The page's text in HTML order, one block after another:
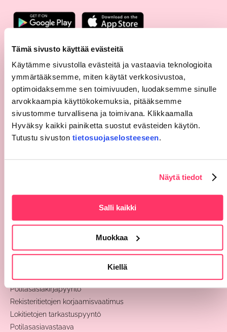
Tämä sivusto käyttää evästeitä
Käytämme sivustolla evästeitä ja vastaavia teknologioita
ymmärtääksemme, miten käytät verkkosivustoa,
optimoidaksemme sen toimivuuden, luodaksemme sinulle
arvokkaampia käyttökokemuksia, pitääksemme
sivustomme turvallisena ja toimivana. Klikkaamalla
Hyväksy kaikki painiketta suostut evästeiden käytön.
Tutustu sivuston tietosuojaselosteeseen.
Näytä tiedot
Salli kaikki
Muokkaa
Kiellä
Valitse toimipiste
Palvelut
Työterveyspalvelut
Henkilöstö
Ajanvaraus ja etävastaanotto
Laskutus
Palaute
Ohjeet ja lomakkeet
Potilasasiakirjapyyntö
Rekisteritietojen korjaamisvaatimus
Lokitietojen tarkastuspyyntö
Potilasasiavastaava